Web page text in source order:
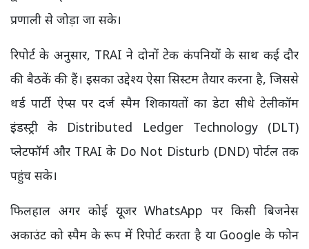
प्रणाली से जोड़ा जा सके।
रिपोर्ट के अनुसार, TRAI ने दोनों टेक कंपनियों के साथ कई दौर
की बैठकें की हैं। इसका उद्देश्य ऐसा सिस्टम तैयार करना है, जिससे
थर्ड पार्टी ऐप्स पर दर्ज स्पैम शिकायतों का डेटा सीधे टेलीकॉम
इंडस्ट्री के Distributed Ledger Technology (DLT)
प्लेटफॉर्म और TRAI के Do Not Disturb (DND) पोर्टल तक
पहुंच सके।
फिलहाल अगर कोई यूजर WhatsApp पर किसी बिजनेस
अकाउंट को स्पैम के रूप में रिपोर्ट करता है या Google के फोन